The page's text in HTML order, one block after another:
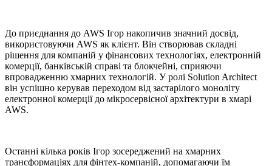
До приєднання до AWS Ігор накопичив значний досвід,
використовуючи AWS як клієнт. Він створював складні
рішення для компаній у фінансових технологіях, електронній
комерції, банківській справі та блокчейні, сприяючи
впровадженню хмарних технологій. У ролі Solution Architect
він успішно керував переходом від застарілого моноліту
електронної комерції до мікросервісної архітектури в хмарі
AWS.
Останні кілька років Ігор зосереджений на хмарних
трансформаціях для фінтех-компаній, допомагаючи їм